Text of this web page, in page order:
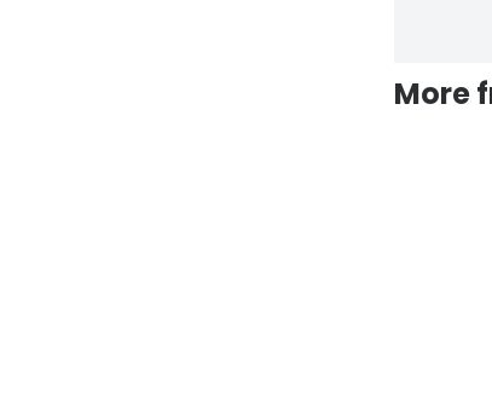
More